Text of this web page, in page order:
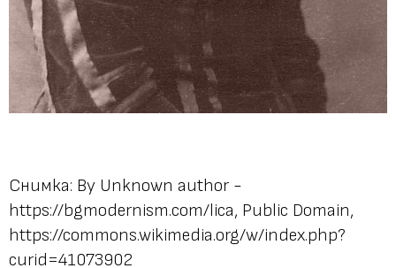
Снимка: By Unknown author -
https://bgmodernism.com/lica, Public Domain,
https://commons.wikimedia.org/w/index.php?
curid=41073902